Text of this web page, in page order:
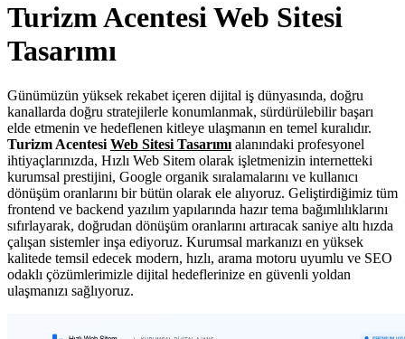
Turizm Acentesi Web Sitesi
Tasarımı
Günümüzün yüksek rekabet içeren dijital iş dünyasında, doğru
kanallarda doğru stratejilerle konumlanmak, sürdürülebilir başarı
elde etmenin ve hedeflenen kitleye ulaşmanın en temel kuralıdır.
Turizm Acentesi Web Sitesi Tasarımı alanındaki profesyonel
ihtiyaçlarınızda, Hızlı Web Sitem olarak işletmenizin internetteki
kurumsal prestijini, Google organik sıralamalarını ve kullanıcı
dönüşüm oranlarını bir bütün olarak ele alıyoruz. Geliştirdiğimiz tüm
frontend ve backend yazılım yapılarında hazır tema bağımlılıklarını
sıfırlayarak, doğrudan dönüşüm oranlarını artıracak saniye altı hızda
çalışan sistemler inşa ediyoruz. Kurumsal markanızı en yüksek
kalitede temsil edecek modern, hızlı, arama motoru uyumlu ve SEO
odaklı çözümlerimizle dijital hedeflerinize en güvenli yoldan
ulaşmanızı sağlıyoruz.